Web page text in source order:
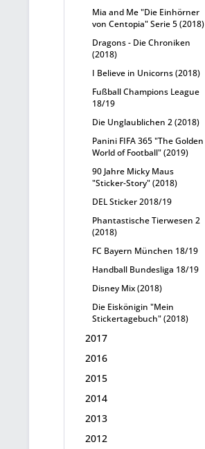
Mia and Me "Die Einhörner
von Centopia" Serie 5 (2018)
Dragons - Die Chroniken
(2018)
I Believe in Unicorns (2018)
Fußball Champions League
18/19
Die Unglaublichen 2 (2018)
Panini FIFA 365 "The Golden
World of Football" (2019)
90 Jahre Micky Maus
"Sticker-Story" (2018)
DEL Sticker 2018/19
Phantastische Tierwesen 2
(2018)
FC Bayern München 18/19
Handball Bundesliga 18/19
Disney Mix (2018)
Die Eiskönigin "Mein
Stickertagebuch" (2018)
2017
2016
2015
2014
2013
2012